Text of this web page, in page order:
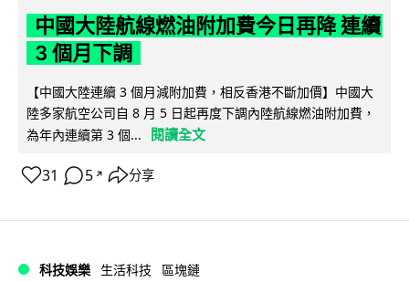
中國大陸航線燃油附加費今日再降 連續
3 個月下調
【中國大陸連續 3 個月減附加費，相反香港不斷加價】中國大
陸多家航空公司自 8 月 5 日起再度下調內陸航線燃油附加費，
為年內連續第 3 個...
閱讀全文
31 5 ↗ 分享
科技娛樂 生活科技 區塊鏈